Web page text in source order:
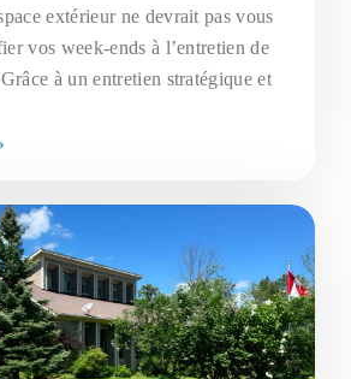
extérieur ne devrait pas vous
vos week-ends à l’entretien de
à un entretien stratégique et